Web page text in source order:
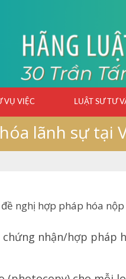
VỤ VIỆC LUẬT SƯ TƯ
lãnh sự tại
nghị hợp pháp hóa
nhận/hợp pháp